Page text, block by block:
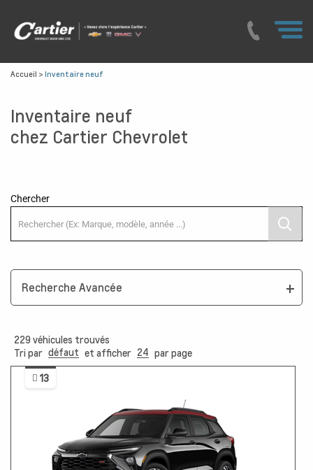
Accueil > Inventaire neuf
Inventaire neuf
chez Cartier Chevrolet
Chercher
Recherche Avancée
229 véhicules trouvés
Tri par défaut et afficher 24 par page
13